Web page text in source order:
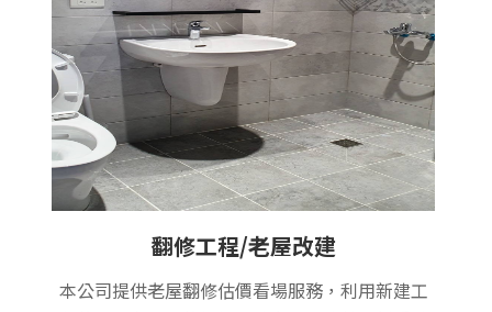
翻修工程/老屋改建
本公司提供老屋翻修估價看場服務，利用新建工